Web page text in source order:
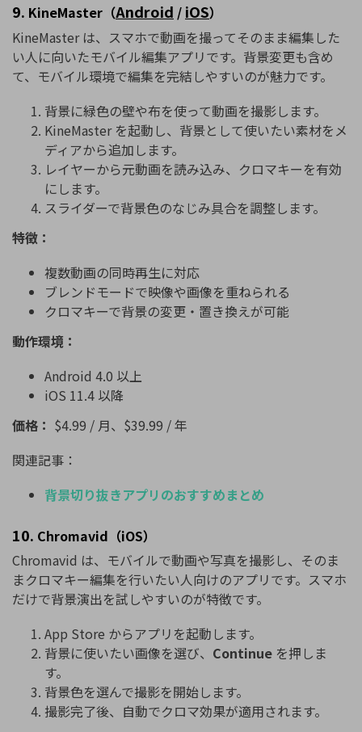
9. KineMaster（Android / iOS）
KineMaster は、スマホで動画を撮ってそのまま編集した
い人に向いたモバイル編集アプリです。背景変更も含め
て、モバイル環境で編集を完結しやすいのが魅力です。
背景に緑色の壁や布を使って動画を撮影します。
KineMaster を起動し、背景として使いたい素材をメ
ディアから追加します。
レイヤーから元動画を読み込み、クロマキーを有効
にします。
スライダーで背景色のなじみ具合を調整します。
特徴：
複数動画の同時再生に対応
ブレンドモードで映像や画像を重ねられる
クロマキーで背景の変更・置き換えが可能
動作環境：
Android 4.0 以上
iOS 11.4 以降
価格： $4.99 / 月、$39.99 / 年
関連記事：
背景切り抜きアプリのおすすめまとめ
10. Chromavid（iOS）
Chromavid は、モバイルで動画や写真を撮影し、そのま
まクロマキー編集を行いたい人向けのアプリです。スマホ
だけで背景演出を試しやすいのが特徴です。
App Store からアプリを起動します。
背景に使いたい画像を選び、 Continue を押しま
す。
背景色を選んで撮影を開始します。
撮影完了後、自動でクロマ効果が適用されます。